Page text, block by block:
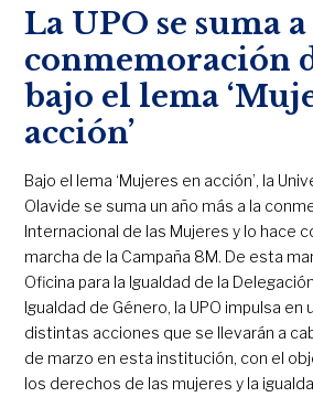
La UPO se suma
conmemoración
bajo el lema
acción’
Bajo el lema ‘Mujeres en acción’, la
Olavide se suma un año más a la
Internacional de las Mujeres y lo hace
marcha de la Campaña 8M. De esta
Oficina para la Igualdad de la
Igualdad de Género, la UPO impulsa en
distintas acciones que se llevarán a
de marzo en esta institución, con el
los derechos de las mujeres y la